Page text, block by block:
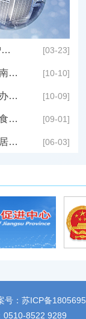
学院（现安徽中医药
月-2005年6月，南京
大学中药学专业，医学
2012年6月，
，访问学者 2019年8月-
今，南京晓庄学院食品
，副教授，长期从事
分析》课程的理论和实
工作
【
[03-23]
动 [10-10]
动 [10-09]
动 [09-01]
” [06-03]
： 苏ICP备
0510-8522 9289